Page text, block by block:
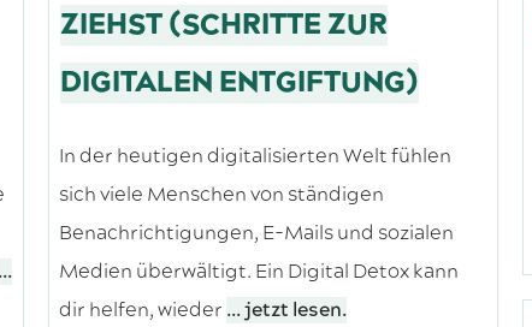
...
ZIEHST (SCHRITTE ZUR
DIGITALEN ENTGIFTUNG)
In der heutigen digitalisierten Welt fühlen
sich viele Menschen von ständigen
Benachrichtigungen, E-Mails und sozialen
Medien überwältigt. Ein Digital Detox kann
dir helfen, wieder ... jetzt lesen.